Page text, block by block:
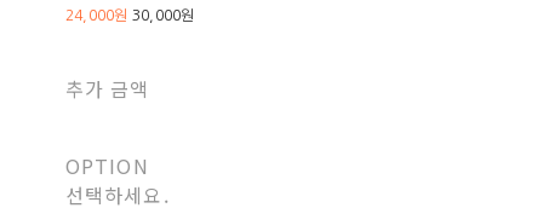
24,000원 30,000원
추가 금액
OPTION
선택하세요.